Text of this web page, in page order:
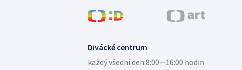
Divácké centrum
každý všední den:8:00—16:00 hodin